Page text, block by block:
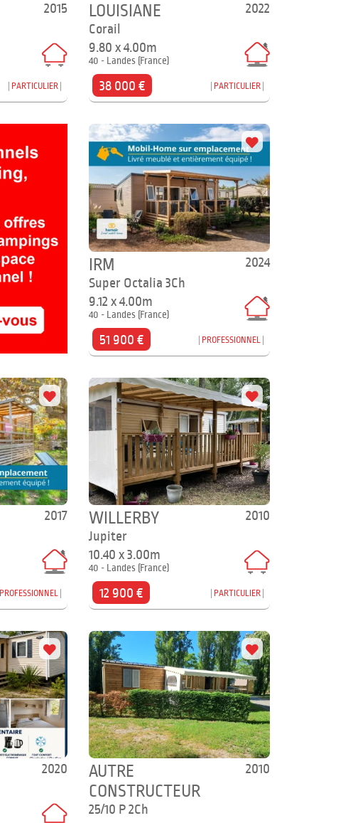
2015
PARTICULIER
2022
LOUISIANE
Corail
9.80 x 4.00m
40 - Landes (France)
38 000 € PARTICULIER
2024
IRM
Super Octalia 3Ch
9.12 x 4.00m
40 - Landes (France)
51 900 € PROFESSIONNEL
2017
PROFESSIONNEL
2010
WILLERBY
Jupiter
10.40 x 3.00m
40 - Landes (France)
12 900 € PARTICULIER
2020 2010
AUTRE
CONSTRUCTEUR
25/10 P 2Ch